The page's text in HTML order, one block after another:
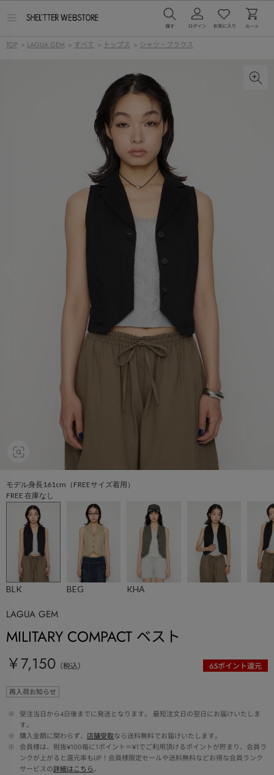
ー
TOP > LAGUA GEM > すべて > トップス > シャツ・ブラウス
モデル身長161cm（FREEサイズ着用）
FREE 在庫なし
BLK BEG KHA
LAGUA GEM
MILITARY COMPACT ベスト
￥7,150 （税込） 65ポイント還元
再入荷お知らせ
※
受注当日から4日後までに発送となります。 最短注文日の翌日にお届けいたしま
す。
※
購入金額に関わらず、 店舗受取なら送料無料でお届けいたします。
※
会員様は、税抜¥100毎に1ポイント＝¥1でご利用頂けるポイントが貯まり、会員ラ
ンクが上がると還元率もUP！会員様限定セールや送料無料などお得な会員ランク
サービスの詳細はこちら。